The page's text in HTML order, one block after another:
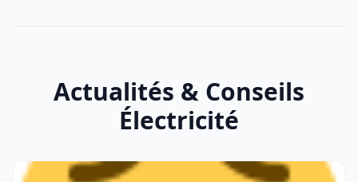
Actualités & Conseils
Électricité